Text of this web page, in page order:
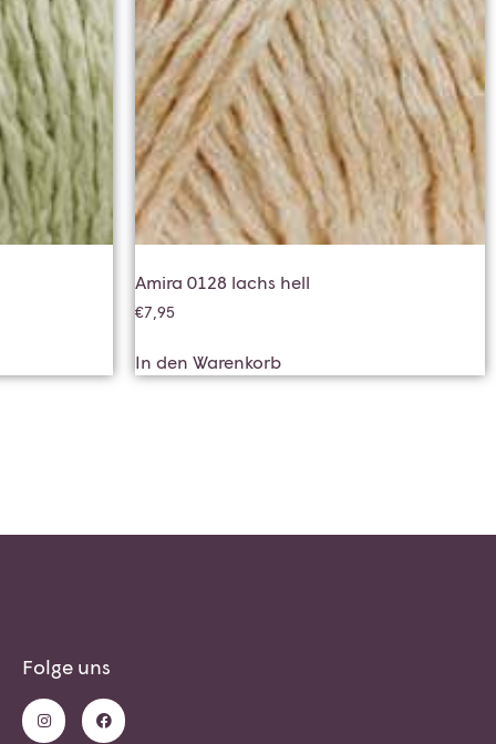
Amira 0128 lachs hell
€7,95
In den Warenkorb
Folge uns